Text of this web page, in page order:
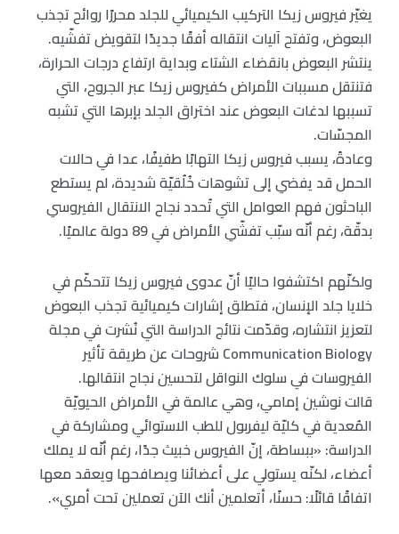
يغيّر فيروس زيكا التركيب الكيميائي للجلد محررًا روائح تجذب
البعوض، وتفتح آليات انتقاله أفقًا جديدًا لتقويض تفشّيه.
ينتشر البعوض بانقضاء الشتاء وبداية ارتفاع درجات الحرارة،
فتنتقل مسببات الأمراض كفيروس زيكا عبر الجروح، التي
تسببها لدغات البعوض عند اختراق الجلد بإبرها التي تشبه
المجسّات.
وعادةً، يسبب فيروس زيكا التهابًا طفيفًا، عدا في حالات
الحمل قد يفضي إلى تشوهات خُلُقيّة شديدة، لم يستطع
الباحثون فهم العوامل التي تُحدد نجاح الانتقال الفيروسي
بدقّة، رغم أنّه سبّب تفشّي الأمراض في 89 دولة عالميًا.
ولكنّهم اكتشفوا حاليًا أنّ عدوى فيروس زيكا تتحكّم في
خلايا جلد الإنسان، فتطلق إشارات كيميائية تجذب البعوض
لتعزيز انتشاره، وقدّمت نتائج الدراسة التي نُشرت في مجلة
Communication Biology شروحات عن طريقة تأثير
الفيروسات في سلوك النواقل لتحسين نجاح انتقالها.
قالت نوشين إمامي، وهي عالمة في الأمراض الحيويّة
المُعدية في كليّة ليفربول للطب الاستوائي ومشاركة في
الدراسة: «ببساطة، إنّ الفيروس خبيث جدًا، رغم أنّه لا يملك
أعضاء، لكنّه يستولي على أعضائنا ويصافحها ويعقد معها
اتفاقًا قائلًا: حسنًا، أتعلمين أنك الآن تعملين تحت أمري».